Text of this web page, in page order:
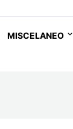
MISCELANEO